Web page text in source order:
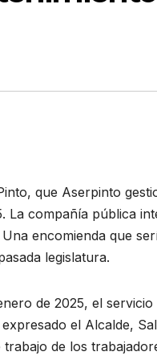
que Aserpinto
La compañía pública
encomienda que
legislatura.
de 2025, el
el Alcalde,
de los